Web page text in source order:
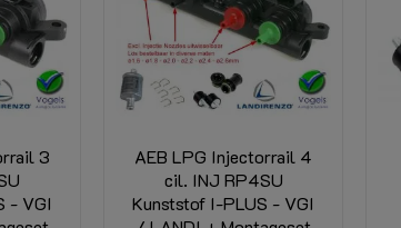
3
- VGI
AEB LPG Injectorrail 4
cil. INJ RP4SU
Kunststof I-PLUS - VGI